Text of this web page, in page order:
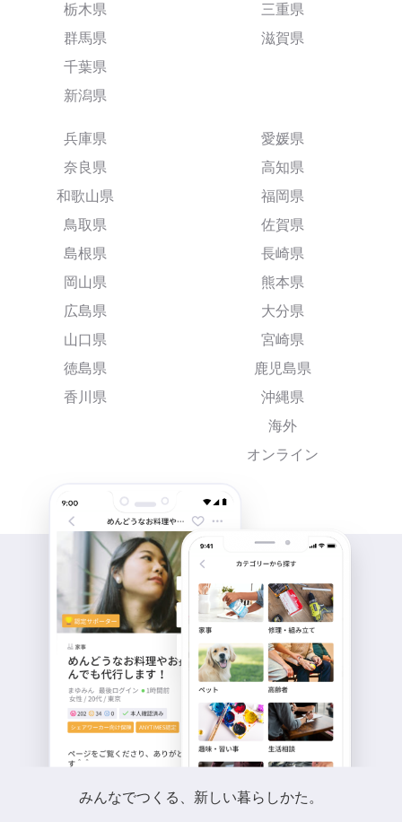
栃木県
群馬県
千葉県
新潟県
三重県
滋賀県
兵庫県
奈良県
和歌山県
鳥取県
島根県
岡山県
広島県
山口県
徳島県
香川県
愛媛県
高知県
福岡県
佐賀県
長崎県
熊本県
大分県
宮崎県
鹿児島県
沖縄県
海外
オンライン
みんなでつくる、新しい暮らしかた。